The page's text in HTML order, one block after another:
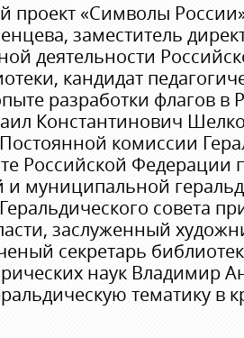
проект «Символы
заместитель
деятельности
кандидат
разработки флагов в
Константинович
комиссии
Российской Федерации
и муниципальной
совета
заслуженный
секретарь
наук Владимир
тематику в